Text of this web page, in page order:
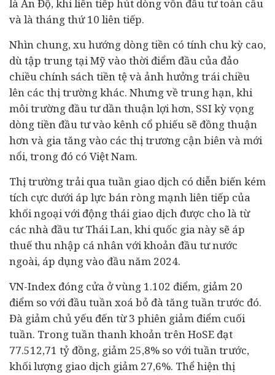
là Ấn Độ, khi liên tiếp hút dòng vốn đầu tư toàn cầu
và là tháng thứ 10 liên tiếp.
Nhìn chung, xu hướng dòng tiền có tính chu kỳ cao,
dù tập trung tại Mỹ vào thời điểm đầu của đảo
chiều chính sách tiền tệ và ảnh hưởng trái chiều
lên các thị trường khác. Nhưng về trung hạn, khi
môi trường đầu tư dần thuận lợi hơn, SSI kỳ vọng
dòng tiền đầu tư vào kênh cổ phiếu sẽ đồng thuận
hơn và gia tăng vào các thị trương cận biên và mới
nổi, trong đó có Việt Nam.
Thị trường trải qua tuần giao dịch có diễn biến kém
tích cực dưới áp lực bán ròng mạnh liên tiếp của
khối ngoại với động thái giao dịch được cho là từ
các nhà đầu tư Thái Lan, khi quốc gia này sẽ áp
thuế thu nhập cá nhân với khoản đầu tư nước
ngoài, áp dụng vào đầu năm 2024.
VN-Index đóng cửa ở vùng 1.102 điểm, giảm 20
điểm so với đầu tuần xoá bỏ đà tăng tuần trước đó.
Đà giảm chủ yếu đến từ 3 phiên giảm điểm cuối
tuần. Trong tuần thanh khoản trên HoSE đạt
77.512,71 tỷ đồng, giảm 25,8% so với tuần trước,
khối lượng giao dịch giảm 27,6%. Thể hiện thị